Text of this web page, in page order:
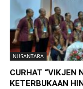
NUSANTARA
CURHAT “VIKJEN
KETERBUKAAN